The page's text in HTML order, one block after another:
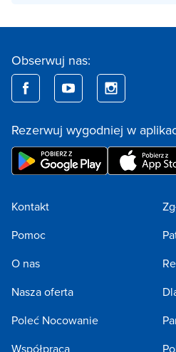
Obserwuj nas:
Rezerwuj wygodniej w
Kontakt
Pomoc
O nas
Nasza oferta
Poleć Nocowanie
Współpraca